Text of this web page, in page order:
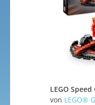
von LEGO®